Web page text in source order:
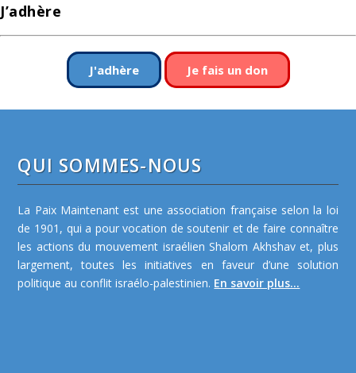
J’adhère
J'adhère Je fais un don
QUI SOMMES-NOUS
La Paix Maintenant est une association française selon la loi
de 1901, qui a pour vocation de soutenir et de faire connaître
les actions du mouvement israélien Shalom Akhshav et, plus
largement, toutes les initiatives en faveur d’une solution
politique au conflit israélo-palestinien. En savoir plus...